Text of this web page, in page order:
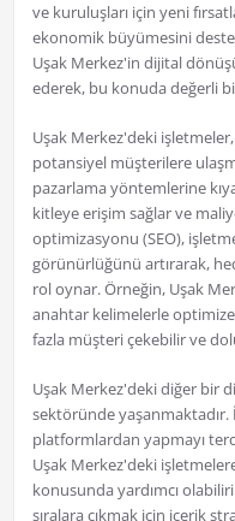
ve kuruluşları için yeni
ekonomik büyümesini
Uşak Merkez'in dijital
ederek, bu konuda değerli
Uşak Merkez'deki
potansiyel müşterilere
pazarlama yöntemlerine
kitleye erişim sağlar ve
optimizasyonu (SEO),
görünürlüğünü artırarak,
rol oynar. Örneğin, Uşak
anahtar kelimelerle optimize
fazla müşteri çekebilir ve
Uşak Merkez'deki diğer bir
sektöründe yaşanmaktadır.
platformlardan yapmayı
Uşak Merkez'deki
konusunda yardımcı
sıralara çıkmak için içerik